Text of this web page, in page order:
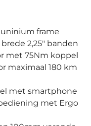
frame
2,25" banden
met 75Nm koppel
maximaal 180 km
met smartphone
met Ergo